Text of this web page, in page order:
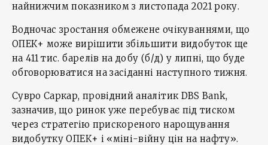
найнижчим показником з листопада 2021 року.
Водночас зростання обмежене очікуваннями, що
ОПЕК+ може вирішити збільшити видобуток ще
на 411 тис. барелів на добу (б/д) у липні, що буде
обговорюватися на засіданні наступного тижня.
Сувро Саркар, провідний аналітик DBS Bank,
зазначив, що ринок уже перебуває під тиском
через стратегію прискореного нарощування
видобутку ОПЕК+ і «міні-війну цін на нафту».